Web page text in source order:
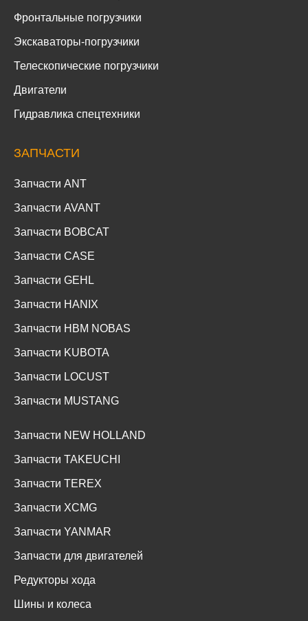
Фронтальные погрузчики
Экскаваторы-погрузчики
Телескопические погрузчики
Двигатели
Гидравлика спецтехники
ЗАПЧАСТИ
Запчасти ANT
Запчасти AVANT
Запчасти BOBCAT
Запчасти CASE
Запчасти GEHL
Запчасти HANIX
Запчасти HBM NOBAS
Запчасти KUBOTA
Запчасти LOCUST
Запчасти MUSTANG
Запчасти NEW HOLLAND
Запчасти TAKEUCHI
Запчасти TEREX
Запчасти XCMG
Запчасти YANMAR
Запчасти для двигателей
Редукторы хода
Шины и колеса